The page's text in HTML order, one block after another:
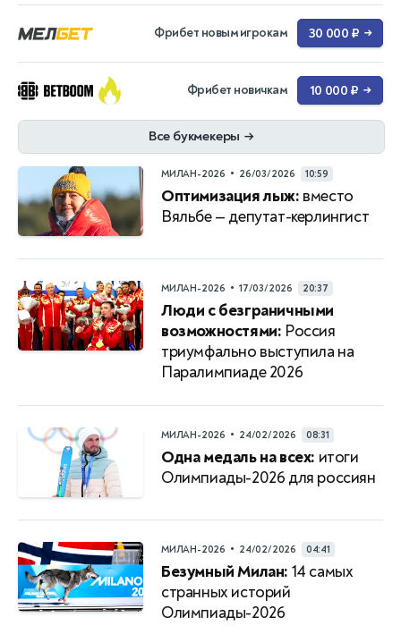
Фрибет новым игрокам 30 000 ₽ →
Фрибет новичкам 10 000 ₽ →
Все букмекеры →
МИЛАН-2026 • 26/03/2026 10:59
Оптимизация лыж: вместо
Вяльбе — депутат-керлингист
МИЛАН-2026 • 17/03/2026 20:37
Люди с безграничными
возможностями: Россия
триумфально выступила на
Паралимпиаде 2026
МИЛАН-2026 • 24/02/2026 08:31
Одна медаль на всех: итоги
Олимпиады-2026 для россиян
МИЛАН-2026 • 24/02/2026 04:41
Безумный Милан: 14 самых
странных историй
Олимпиады-2026